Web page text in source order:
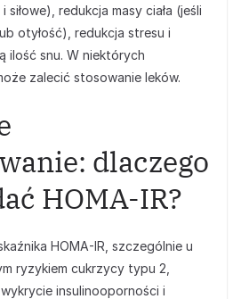
redukcja masy ciała (jeśli
otyłość), redukcja stresu i
ilość snu. W niektórych
zalecić stosowanie leków.
dlaczego
HOMA-IR?
HOMA-IR, szczególnie u
ryzykiem cukrzycy typu 2,
insulinooporności i